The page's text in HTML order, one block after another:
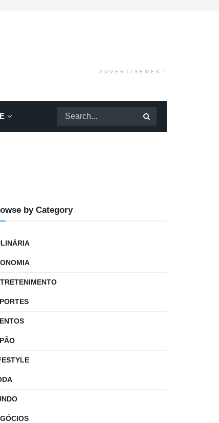
ADVERTISEMENT
by Category